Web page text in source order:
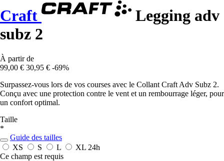
Craft
Legging adv
subz 2
À partir de
99,00 € 30,95 € -69%
Surpassez-vous lors de vos courses avec le Collant Craft Adv Subz 2.
Conçu avec une protection contre le vent et un rembourrage léger, pour
un confort optimal.
Taille
*
Guide des tailles
XS
S L XL 24h
Ce champ est requis